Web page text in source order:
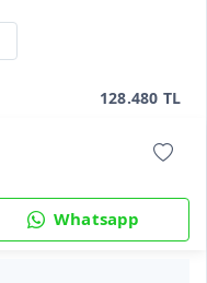
128.480 TL
Whatsapp